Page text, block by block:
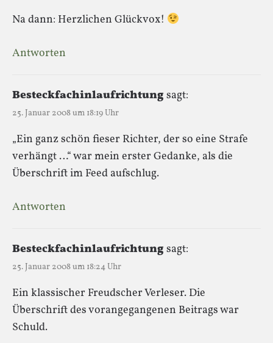
Na dann: Herzlichen Glückvox!
Antworten
Besteckfachinlaufrichtungsagt:
25. Januar 2008 um 18:19 Uhr
„Ein ganz schön fieser Richter, der so eine Strafe
verhängt …“ war mein erster Gedanke, als die
Überschrift im Feed aufschlug.
Antworten
Besteckfachinlaufrichtungsagt:
25. Januar 2008 um 18:24 Uhr
Ein klassischer Freudscher Verleser. Die
Überschrift des vorangegangenen Beitrags war
Schuld.